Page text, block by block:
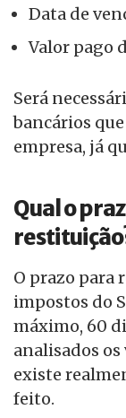
Data de
Valor pago
Será
bancários
empresa, já
Qual o
O prazo para
impostos do
máximo, 60
analisados os
existe
feito.